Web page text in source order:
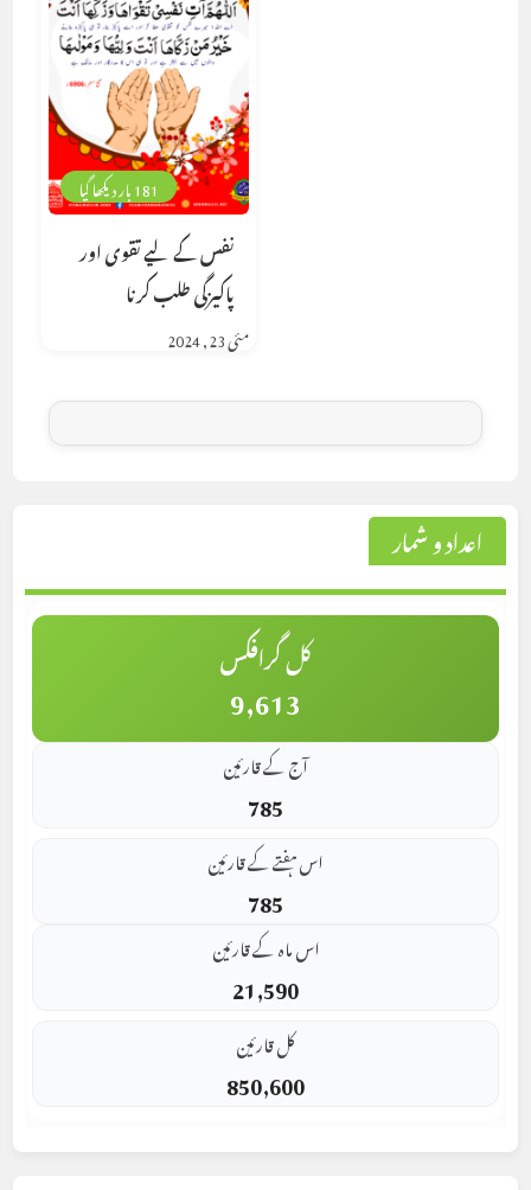
181 بار دیکھا گیا
نفس کے لیے تقوی اور
پاکیزگی طلب کرنا
مئی 23, 2024
اعداد و شمار
کل گرافکس
9,613
آج کے قارئین
785
اس ہفتے کے قارئین
785
اس ماہ کے قارئین
21,590
کل قارئین
850,600